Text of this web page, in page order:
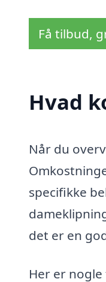
Få tilbud,
Hvad
Når du
specifikke
det er en
Her er